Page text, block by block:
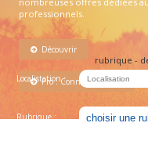
rubrique -
Localistation :
Rubrique :
professionnels.
Découvrir
Pro : Connectez-vous !